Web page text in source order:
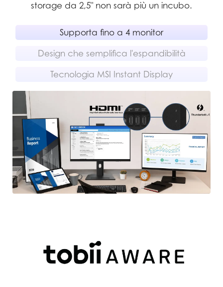
storage da 2,5" non sarà più un incubo.
Supporta fino a 4 monitor
Design che semplifica l'espandibilità
Tecnologia MSI Instant Display